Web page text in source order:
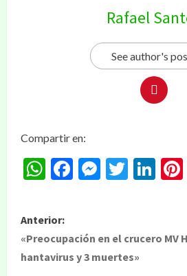
Rafael
See author's
Compartir en:
WhatsApp
Facebook
Anterior:
«Preocupación en el crucero MV
hantavirus y 3 muertes»